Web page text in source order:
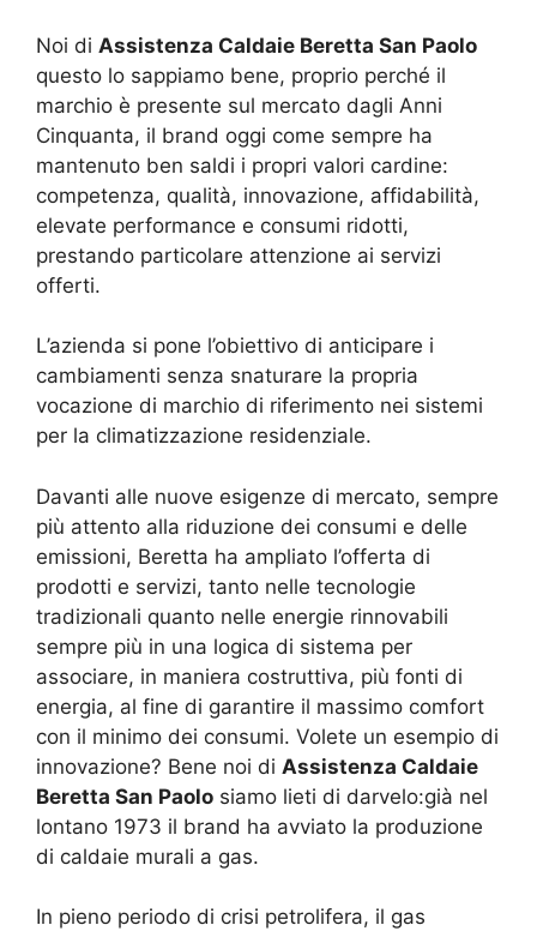
Noi di Assistenza Caldaie Beretta San Paolo
questo lo sappiamo bene, proprio perché il
marchio è presente sul mercato dagli Anni
Cinquanta, il brand oggi come sempre ha
mantenuto ben saldi i propri valori cardine:
competenza, qualità, innovazione, affidabilità,
elevate performance e consumi ridotti,
prestando particolare attenzione ai servizi
offerti.
L’azienda si pone l’obiettivo di anticipare i
cambiamenti senza snaturare la propria
vocazione di marchio di riferimento nei sistemi
per la climatizzazione residenziale.
Davanti alle nuove esigenze di mercato, sempre
più attento alla riduzione dei consumi e delle
emissioni, Beretta ha ampliato l’offerta di
prodotti e servizi, tanto nelle tecnologie
tradizionali quanto nelle energie rinnovabili
sempre più in una logica di sistema per
associare, in maniera costruttiva, più fonti di
energia, al fine di garantire il massimo comfort
con il minimo dei consumi. Volete un esempio di
innovazione? Bene noi di Assistenza Caldaie
Beretta San Paolo siamo lieti di darvelo:già nel
lontano 1973 il brand ha avviato la produzione
di caldaie murali a gas.
In pieno periodo di crisi petrolifera, il gas